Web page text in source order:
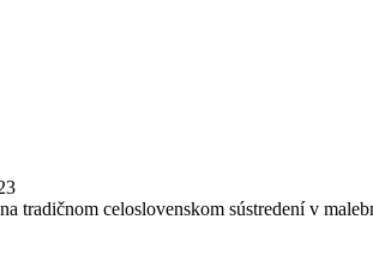
tradičnom celoslovenskom sústredení v